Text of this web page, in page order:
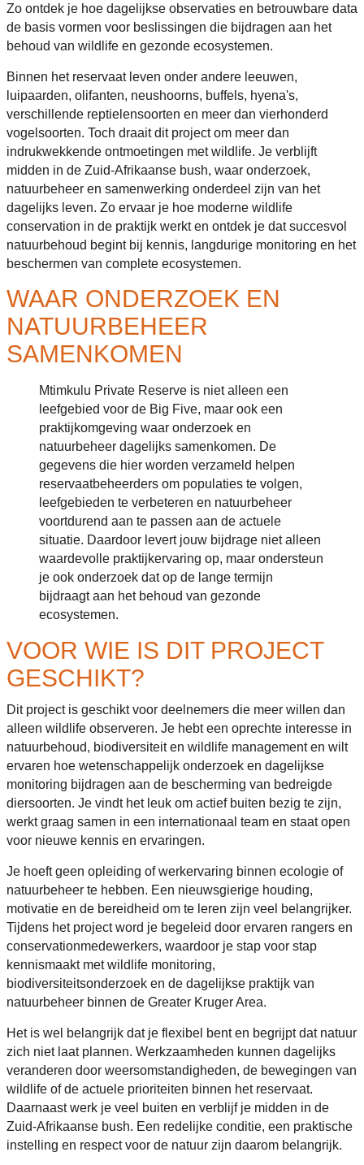
Zo ontdek je hoe dagelijkse observaties en betrouwbare data
de basis vormen voor beslissingen die bijdragen aan het
behoud van wildlife en gezonde ecosystemen.
Binnen het reservaat leven onder andere leeuwen,
luipaarden, olifanten, neushoorns, buffels, hyena's,
verschillende reptielensoorten en meer dan vierhonderd
vogelsoorten. Toch draait dit project om meer dan
indrukwekkende ontmoetingen met wildlife. Je verblijft
midden in de Zuid-Afrikaanse bush, waar onderzoek,
natuurbeheer en samenwerking onderdeel zijn van het
dagelijks leven. Zo ervaar je hoe moderne wildlife
conservation in de praktijk werkt en ontdek je dat succesvol
natuurbehoud begint bij kennis, langdurige monitoring en het
beschermen van complete ecosystemen.
WAAR ONDERZOEK EN
NATUURBEHEER
SAMENKOMEN
Mtimkulu Private Reserve is niet alleen een
leefgebied voor de Big Five, maar ook een
praktijkomgeving waar onderzoek en
natuurbeheer dagelijks samenkomen. De
gegevens die hier worden verzameld helpen
reservaatbeheerders om populaties te volgen,
leefgebieden te verbeteren en natuurbeheer
voortdurend aan te passen aan de actuele
situatie. Daardoor levert jouw bijdrage niet alleen
waardevolle praktijkervaring op, maar ondersteun
je ook onderzoek dat op de lange termijn
bijdraagt aan het behoud van gezonde
ecosystemen.
VOOR WIE IS DIT PROJECT
GESCHIKT?
Dit project is geschikt voor deelnemers die meer willen dan
alleen wildlife observeren. Je hebt een oprechte interesse in
natuurbehoud, biodiversiteit en wildlife management en wilt
ervaren hoe wetenschappelijk onderzoek en dagelijkse
monitoring bijdragen aan de bescherming van bedreigde
diersoorten. Je vindt het leuk om actief buiten bezig te zijn,
werkt graag samen in een internationaal team en staat open
voor nieuwe kennis en ervaringen.
Je hoeft geen opleiding of werkervaring binnen ecologie of
natuurbeheer te hebben. Een nieuwsgierige houding,
motivatie en de bereidheid om te leren zijn veel belangrijker.
Tijdens het project word je begeleid door ervaren rangers en
conservationmedewerkers, waardoor je stap voor stap
kennismaakt met wildlife monitoring,
biodiversiteitsonderzoek en de dagelijkse praktijk van
natuurbeheer binnen de Greater Kruger Area.
Het is wel belangrijk dat je flexibel bent en begrijpt dat natuur
zich niet laat plannen. Werkzaamheden kunnen dagelijks
veranderen door weersomstandigheden, de bewegingen van
wildlife of de actuele prioriteiten binnen het reservaat.
Daarnaast werk je veel buiten en verblijf je midden in de
Zuid-Afrikaanse bush. Een redelijke conditie, een praktische
instelling en respect voor de natuur zijn daarom belangrijk.